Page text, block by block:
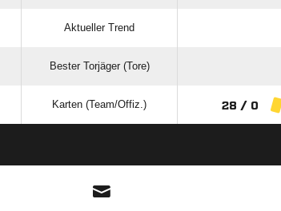
Aktueller Trend
Bester Torjäger (Tore)
Karten (Team/Offiz.) 28 / 0